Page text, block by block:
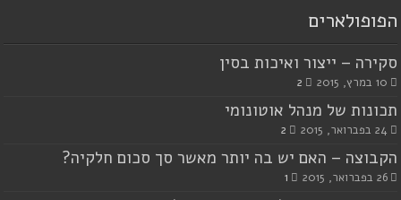
הפופולארים
סקירה – ייצור ואיכות בסין
10 במרץ, 2015 2
תכונות של מנהל אוטונומי
24 בפברואר, 2015 2
הקבוצה – האם יש בה יותר מאשר סך סכום חלקיה?
26 בפברואר, 2015 1